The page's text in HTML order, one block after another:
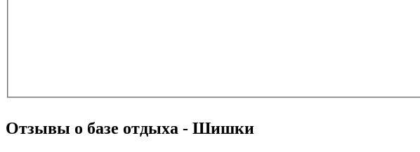
Отзывы о базе отдыха - Шишки